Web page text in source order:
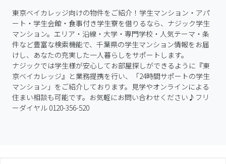
東京ベイカレッジ向けの物件をご紹介！学生マンション・アパ
ート・学生会館・食事付き学生寮を借りるなら、ナジック学生
マンション。エリア・沿線・大学・専門学校・人気テーマ・条
件など豊富な検索機能で、千葉県の学生マンション情報をお届
けし、あなたの充実した一人暮らしをサポートします。
ナジックでは学生様が安心してお部屋探しができるように『東
京ベイカレッジ』と業務提携を行い、「24時間サポートの学生
マンション」をご紹介しております。見学やオンラインによる
住まい相談も可能です。お気軽にお問い合わせください♪フリ
ーダイヤル 0120-356-520